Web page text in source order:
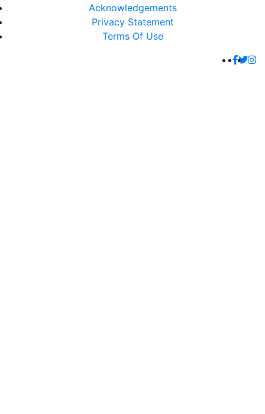
Acknowledgements
Privacy Statement
Terms Of Use